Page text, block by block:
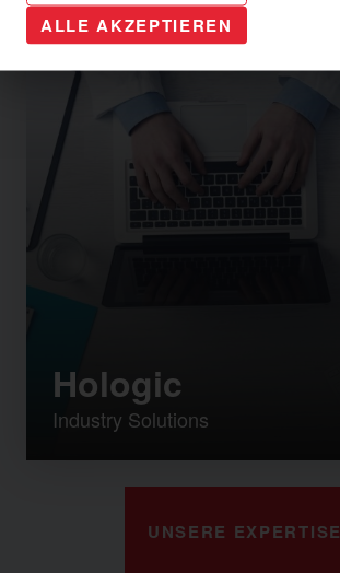
Hologic
Industry Solutions
UNSERE EXPERTISE
ALLE AKZEPTIEREN